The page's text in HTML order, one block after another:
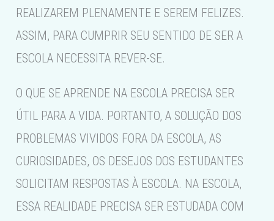
REALIZAREM PLENAMENTE E SEREM FELIZES.
ASSIM, PARA CUMPRIR SEU SENTIDO DE SER A
ESCOLA NECESSITA REVER-SE.
O QUE SE APRENDE NA ESCOLA PRECISA SER
ÚTIL PARA A VIDA. PORTANTO, A SOLUÇÃO DOS
PROBLEMAS VIVIDOS FORA DA ESCOLA, AS
CURIOSIDADES, OS DESEJOS DOS ESTUDANTES
SOLICITAM RESPOSTAS À ESCOLA. NA ESCOLA,
ESSA REALIDADE PRECISA SER ESTUDADA COM